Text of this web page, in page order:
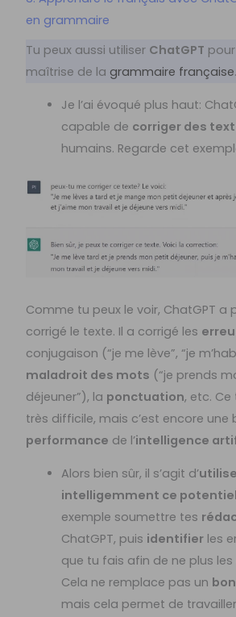
en grammaire
Tu peux aussi utiliser ChatGPT
maîtrise de la grammaire française.
Je l’ai évoqué plus haut:
capable de corriger des
humains. Regarde cet
Comme tu peux le voir, ChatGPT a
corrigé le texte. Il a corrigé les
conjugaison (“je me lève”, “je
maladroit des mots (“je prends
déjeuner”), la ponctuation, etc. Ce
très difficile, mais c’est encore une
performance de l’intelligence
Alors bien sûr, il s’agit d’
intelligemment ce potentiel
exemple soumettre tes
ChatGPT, puis identifier les
que tu fais afin de ne plus
Cela ne remplace pas un
mais cela permet de